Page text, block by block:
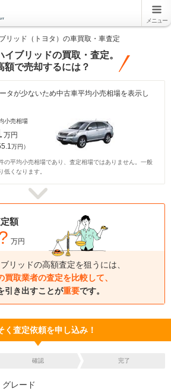
メニュー
リッド（トヨタ）の車買取・車査定
イブリッドの買取・査定。
額で売却するには？
タが少ないため中古車平均小売相場を表示し
小売相場
万円
万円）
の平均小売相場であり、査定相場ではありません。一般
低くなります。
額
万円
リッドの高額査定を狙うには、
買取業者の査定を比較して、
引き出すことが重要です。
く査定依頼を申し込み！
確認 完了
グレード